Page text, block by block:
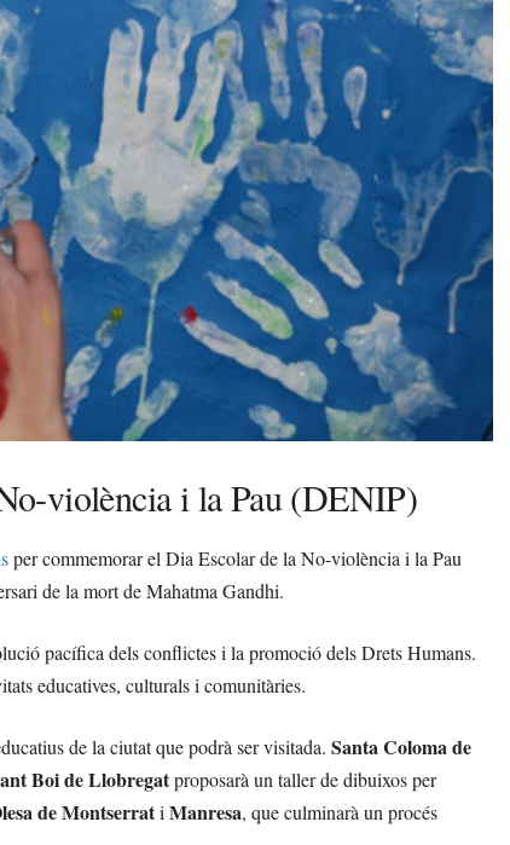
violència i la Pau (DENIP)
per commemorar el Dia Escolar de la No-violència i la Pau
de la mort de Mahatma Gandhi.
pacífica dels conflictes i la promoció dels Drets Humans.
educatives, culturals i comunitàries.
de la ciutat que podrà ser visitada. Santa Coloma de
Boi de Llobregatproposarà un taller de dibuixos per
de MontserratiManresa, que culminarà un procés